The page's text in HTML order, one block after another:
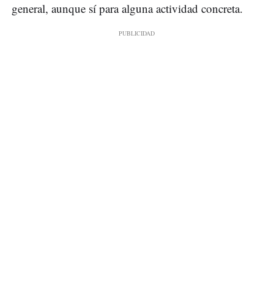
general, aunque sí para alguna actividad concreta.